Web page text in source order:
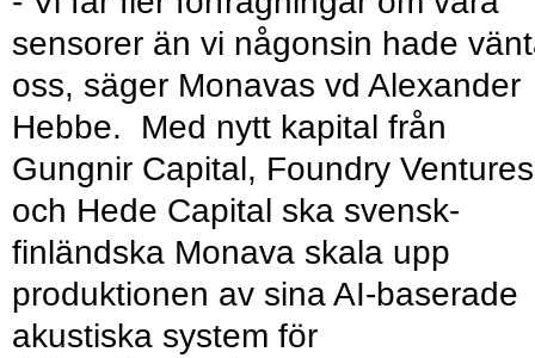
sensorer än vi någonsin hade
oss, säger Monavas vd Alexander
Hebbe. Med nytt kapital från
Gungnir Capital, Foundry Ventures
och Hede Capital ska svensk-
finländska Monava skala upp
produktionen av sina AI-baserade
akustiska system för